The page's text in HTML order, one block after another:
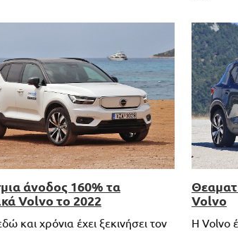
άνοδος 160% τα
Volvo το 2022
και χρόνια έχει ξεκινήσει τον
Volvo
H Volvo